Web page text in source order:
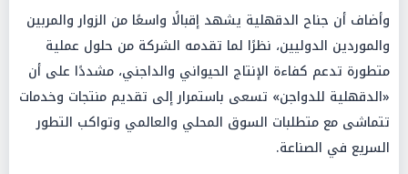
وأضاف أن جناح الدقهلية يشهد إقبالًا واسعًا من الزوار والمربين
والموردين الدوليين، نظرًا لما تقدمه الشركة من حلول عملية
متطورة تدعم كفاءة الإنتاج الحيواني والداجني، مشددًا على أن
«الدقهلية للدواجن» تسعى باستمرار إلى تقديم منتجات وخدمات
تتماشى مع متطلبات السوق المحلي والعالمي وتواكب التطور
السريع في الصناعة.